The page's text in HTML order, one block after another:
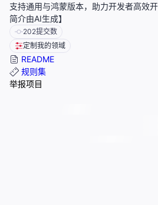
支持通用与鸿蒙版本，助力开发者高效
简介由AI生成】
202提交数
定制我的领域
README
规则集
举报项目